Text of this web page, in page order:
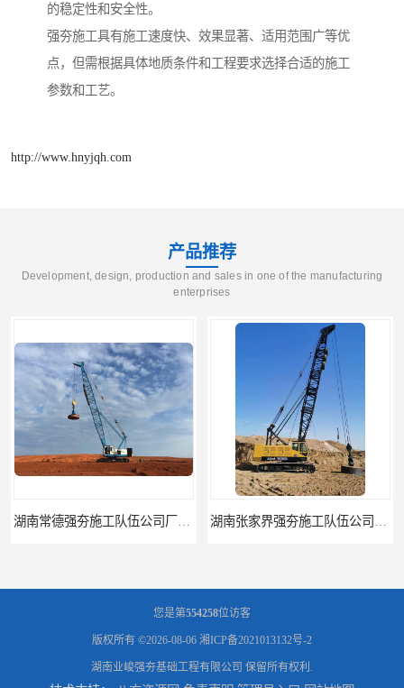
的稳定性和安全性。
强夯施工具有施工速度快、效果显著、适用范围广等优
点，但需根据具体地质条件和工程要求选择合适的施工
参数和工艺。
http://www.hnyjqh.com
产品推荐
Development, design, production and sales in one of the manufacturing
enterprises
湖南张家界强夯施工队伍公司厂房地基强夯施工 湖南湘西强夯施工队伍公司厂房地基强夯施工
您是第554258位访客
版权所有 ©2026-08-06 湘ICP备2021013132号-2
湖南业峻强夯基础工程有限公司 保留所有权利.